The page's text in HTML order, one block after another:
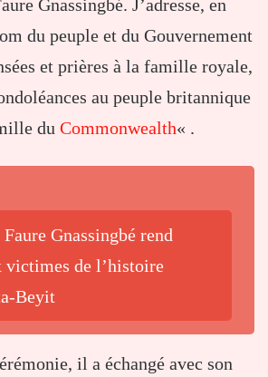
Gnassingbé. J’adresse, en
du peuple et du Gouvernement
et prières à la famille royale,
au peuple britannique
du Commonwealth« .
Gnassingbé rend
victimes de l’histoire
Beyit
il a échangé avec son